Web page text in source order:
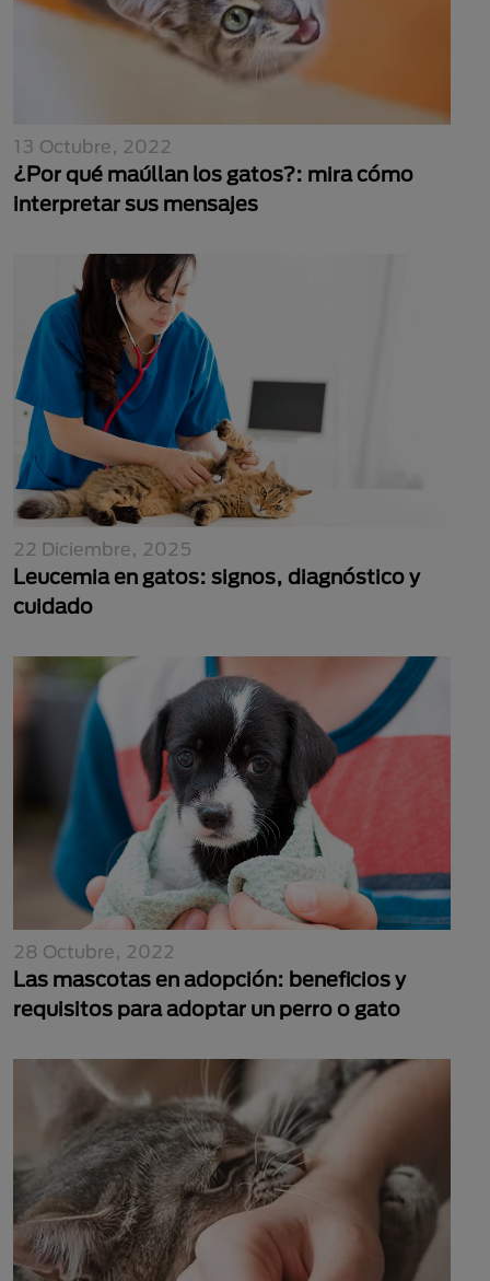
13 Octubre, 2022
¿Por qué maúllan los gatos?: mira cómo
interpretar sus mensajes
22 Diciembre, 2025
Leucemia en gatos: signos, diagnóstico y
cuidado
28 Octubre, 2022
Las mascotas en adopción: beneficios y
requisitos para adoptar un perro o gato